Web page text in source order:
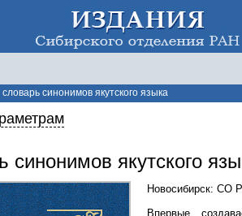
синонимов якутского языка
синонимов якутского
Новосибирск: СО
Впервые